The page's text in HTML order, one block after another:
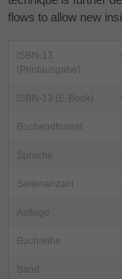
flows to allow new
ISBN-13
(Printausgabe)
ISBN-13 (E-Book)
Buchendformat
Sprache
Seitenanzahl
Auflage
Buchreihe
Band